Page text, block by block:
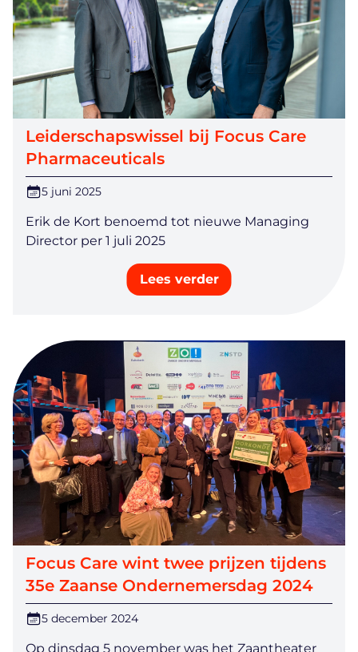
Leiderschapswissel bij Focus Care
Pharmaceuticals
5 juni 2025
Erik de Kort benoemd tot nieuwe Managing
Director per 1 juli 2025
Lees verder
Focus Care wint twee prijzen tijdens
35e Zaanse Ondernemersdag 2024
5 december 2024
Op dinsdag 5 november was het Zaantheater